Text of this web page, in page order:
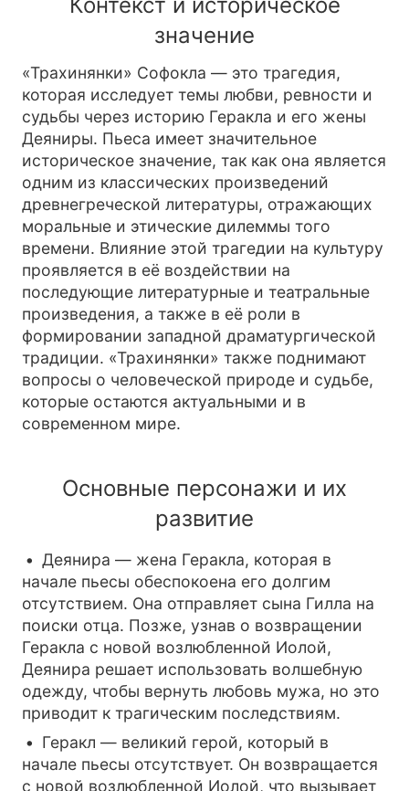
значение
«Трахинянки» Софокла — это трагедия,
которая исследует темы любви, ревности и
судьбы через историю Геракла и его жены
Деяниры. Пьеса имеет значительное
историческое значение, так как она является
одним из классических произведений
древнегреческой литературы, отражающих
моральные и этические дилеммы того
времени. Влияние этой трагедии на культуру
проявляется в её воздействии на
последующие литературные и театральные
произведения, а также в её роли в
формировании западной драматургической
традиции. «Трахинянки» также поднимают
вопросы о человеческой природе и судьбе,
которые остаются актуальными и в
современном мире.
Основные персонажи и их
развитие
Деянира — жена Геракла, которая в
начале пьесы обеспокоена его долгим
отсутствием. Она отправляет сына Гилла на
поиски отца. Позже, узнав о возвращении
Геракла с новой возлюбленной Иолой,
Деянира решает использовать волшебную
одежду, чтобы вернуть любовь мужа, но это
приводит к трагическим последствиям.
Геракл — великий герой, который в
начале пьесы отсутствует. Он возвращается
с новой возлюбленной Иолой, что вызывает